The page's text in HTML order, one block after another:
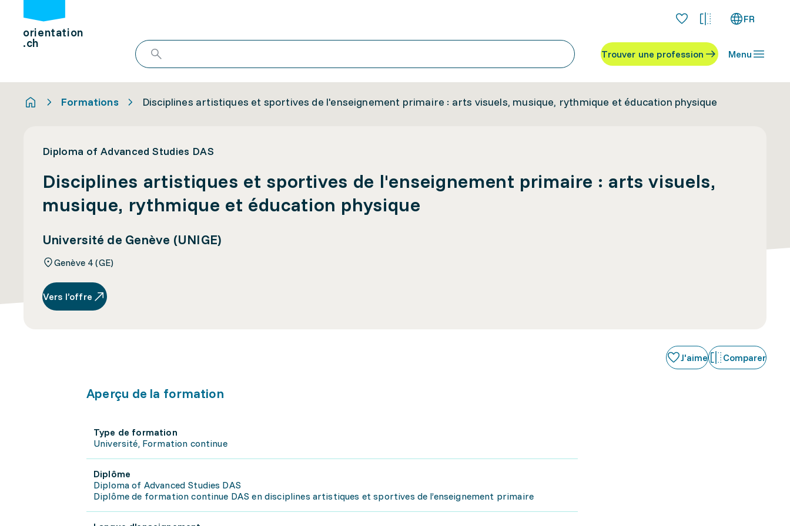
orientation
.ch
FR
Trouver une profession Menu
Formations Disciplines artistiques et sportives de l'enseignement primaire : arts visuels, musique, rythmique et éducation physique
Diploma of Advanced Studies DAS
Disciplines artistiques et sportives de l'enseignement primaire : arts visuels,
musique, rythmique et éducation physique
Université de Genève (UNIGE)
Genève 4 (GE)
Vers l’offre
J'aime Comparer
Aperçu de la formation
Type de formation
Université, Formation continue
Diplôme
Diploma of Advanced Studies DAS
Diplôme de formation continue DAS en disciplines artistiques et sportives de l’enseignement primaire